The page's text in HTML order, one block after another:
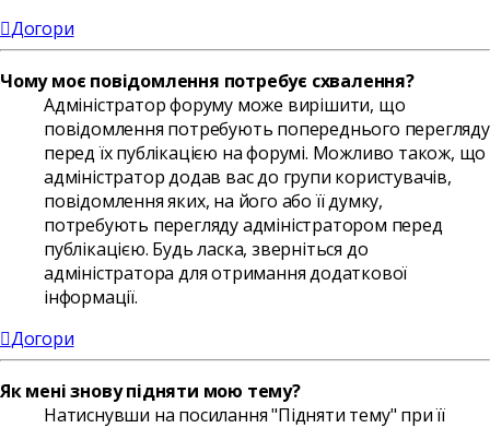
Догори
Чому моє повідомлення потребує схвалення?
Адміністратор форуму може вирішити, що
повідомлення потребують попереднього перегляду
перед їх публікацією на форумі. Можливо також, що
адміністратор додав вас до групи користувачів,
повідомлення яких, на його або її думку,
потребують перегляду адміністратором перед
публікацією. Будь ласка, зверніться до
адміністратора для отримання додаткової
інформації.
Догори
Як мені знову підняти мою тему?
Натиснувши на посилання "Підняти тему" при її